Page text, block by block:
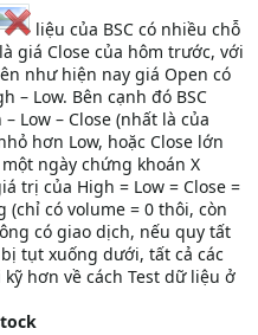
liệu của BSC có nhiều chỗ
giá Close của hôm trước, với
như hiện nay giá Open có
– Low. Bên cạnh đó BSC
Low – Close (nhất là của
hơn Low, hoặc Close lớn
ngày chứng khoán X
trị của High = Low = Close =
(chỉ có volume = 0 thôi, còn
có giao dịch, nếu quy tất
tụt xuống dưới, tất cả các
hơn về cách Test dữ liệu ở